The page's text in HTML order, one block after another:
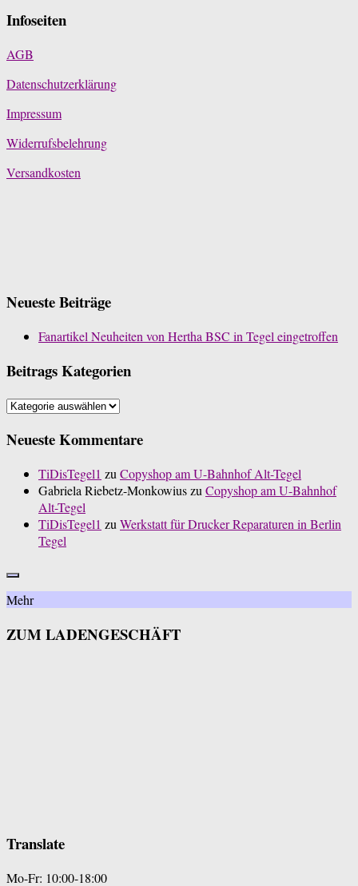
Infoseiten
AGB
Datenschutzerklärung
Impressum
Widerrufsbelehrung
Versandkosten
Neueste Beiträge
Fanartikel Neuheiten von Hertha BSC in Tegel eingetroffen
Beitrags Kategorien
Beitrags
Neueste Kommentare
TiDisTegel1 zu Copyshop am U-Bahnhof Alt-Tegel
Gabriela Riebetz-Monkowiuszu Copyshop am U-Bahnhof
Alt-Tegel
TiDisTegel1 zu Werkstatt für Drucker Reparaturen in Berlin
Tegel
Mehr
ZUM LADENGESCHÄFT
Translate
Mo-Fr: 10:00-18:00